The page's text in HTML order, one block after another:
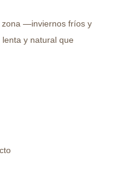
zona —inviernos fríos y
y natural que